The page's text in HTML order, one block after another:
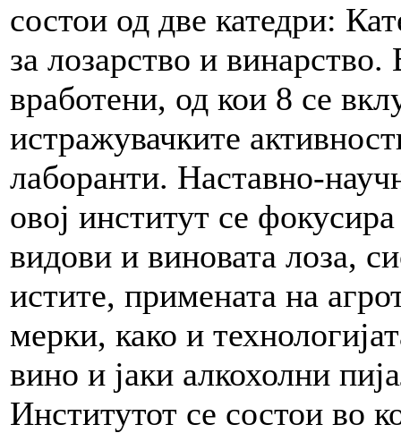
состои од две катедри:
за лозарство и
вработени, од кои 8 се
истражувачките
лаборанти. Наставно-
овој институт се
видови и виновата лоза,
истите, примената на
мерки, како и
вино и јаки алкохолни
Институтот се состои во